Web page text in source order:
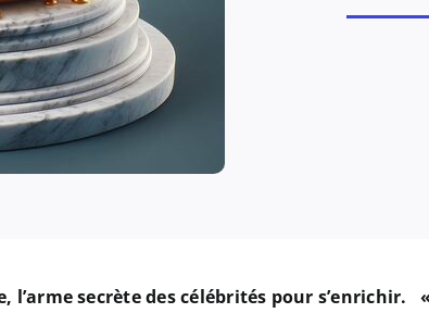
secrète des célébrités pour s’enrichir.